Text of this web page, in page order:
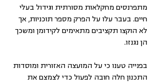
מתפרנסים מחקלאות מסורתית וגידול בעלי
חיים. בעבר עלו על הפרק מספר תוכניות, אך
לא הוקצו תקציבים מתאימים לקידומן ומשכך
הן נגנזו.
בפנייה טענו כי על המועצה האזורית ומוסדות
התכנון חלה חובה לפעול כדי לצמצם את